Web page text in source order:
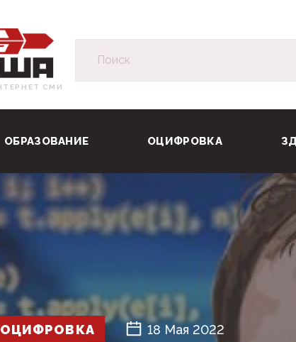
СМИ
ОБРАЗОВАНИЕ ОЦИФРОВКА
ОЦИФРОВКА 18 Мая 2022